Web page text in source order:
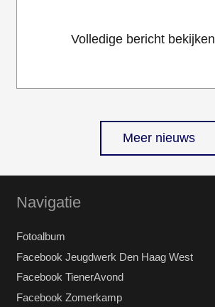
Volledige bericht bekijken
Meer nieuws
Navigatie
Fotoalbum
Facebook Jeugdwerk Den Haag West
Facebook TienerAvond
Facebook Zomerkamp